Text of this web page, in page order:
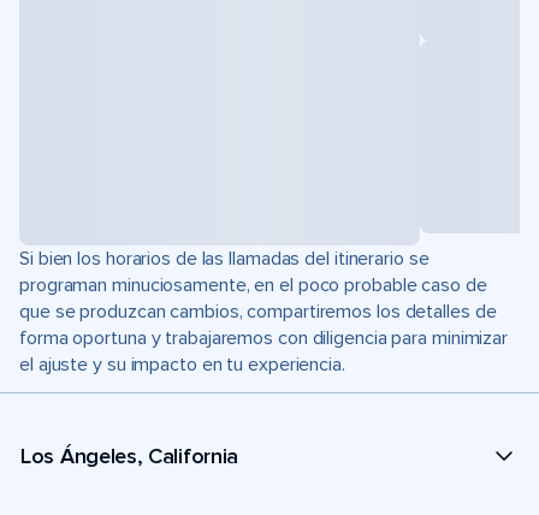
Si bien los horarios de las llamadas del itinerario se
programan minuciosamente, en el poco probable caso de
que se produzcan cambios, compartiremos los detalles de
forma oportuna y trabajaremos con diligencia para minimizar
el ajuste y su impacto en tu experiencia.
Los Ángeles, California